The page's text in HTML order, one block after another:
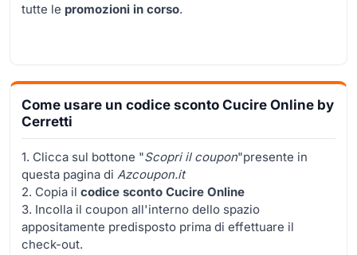
tutte le promozioni in corso.
Come usare un codice sconto Cucire Online by
Cerretti
1. Clicca sul bottone "Scopri il coupon"presente in
questa pagina di Azcoupon.it
2. Copia il codice sconto Cucire Online
3. Incolla il coupon all'interno dello spazio
appositamente predisposto prima di effettuare il
check-out.